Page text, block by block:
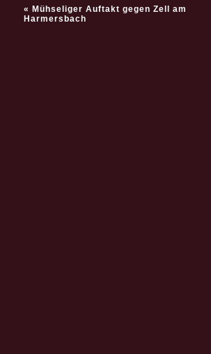
« Mühseliger Auftakt gegen Zell am
Harmersbach